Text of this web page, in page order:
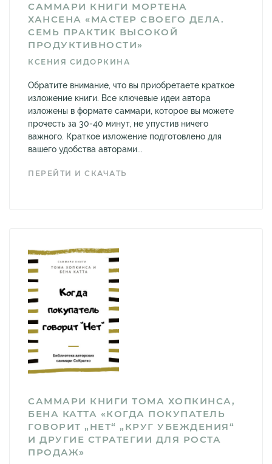
САММАРИ КНИГИ МОРТЕНА
ХАНСЕНА «МАСТЕР СВОЕГО ДЕЛА.
СЕМЬ ПРАКТИК ВЫСОКОЙ
ПРОДУКТИВНОСТИ»
КСЕНИЯ СИДОРКИНА
Обратите внимание, что вы приобретаете краткое
изложение книги. Все ключевые идеи автора
изложены в формате саммари, которое вы можете
прочесть за 30-40 минут, не упустив ничего
важного. Краткое изложение подготовлено для
вашего удобства авторами...
ПЕРЕЙТИ И СКАЧАТЬ
САММАРИ КНИГИ ТОМА ХОПКИНСА,
БЕНА КАТТА «КОГДА ПОКУПАТЕЛЬ
ГОВОРИТ „НЕТ“ „КРУГ УБЕЖДЕНИЯ“
И ДРУГИЕ СТРАТЕГИИ ДЛЯ РОСТА
ПРОДАЖ»